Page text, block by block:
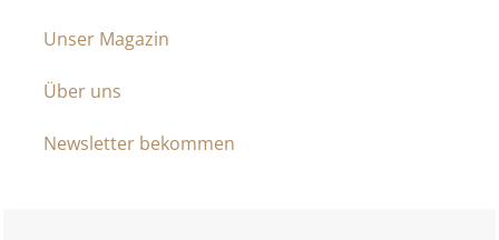
Unser Magazin
Über uns
Newsletter bekommen